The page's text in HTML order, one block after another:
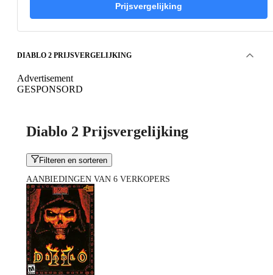
Prijsvergelijking
DIABLO 2 PRIJSVERGELIJKING
Advertisement
GESPONSORD
Diablo 2 Prijsvergelijking
Filteren en sorteren
AANBIEDINGEN VAN 6 VERKOPERS